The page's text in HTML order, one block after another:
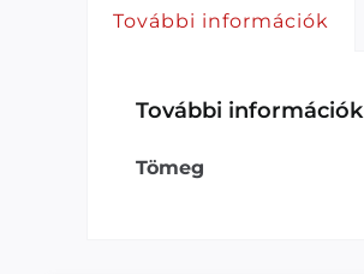
További információk
További információk
Tömeg